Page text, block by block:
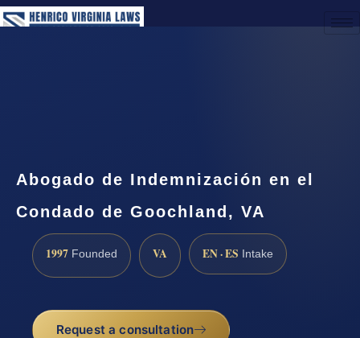
Abogado de Indemnización en el
Condado de Goochland, VA
1997 Founded VA EN · ES Intake
Request a consultation